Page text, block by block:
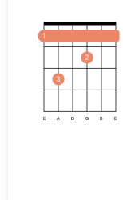
1
3
2
E A D G B E